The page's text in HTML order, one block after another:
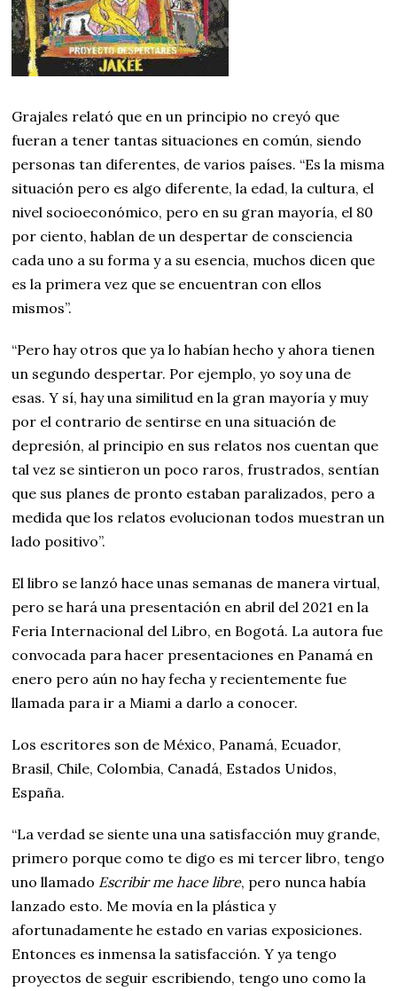
Grajales relató que en un principio no creyó que
fueran a tener tantas situaciones en común, siendo
personas tan diferentes, de varios países. “Es la misma
situación pero es algo diferente, la edad, la cultura, el
nivel socioeconómico, pero en su gran mayoría, el 80
por ciento, hablan de un despertar de consciencia
cada uno a su forma y a su esencia, muchos dicen que
es la primera vez que se encuentran con ellos
mismos”.
“Pero hay otros que ya lo habían hecho y ahora tienen
un segundo despertar. Por ejemplo, yo soy una de
esas. Y sí, hay una similitud en la gran mayoría y muy
por el contrario de sentirse en una situación de
depresión, al principio en sus relatos nos cuentan que
tal vez se sintieron un poco raros, frustrados, sentían
que sus planes de pronto estaban paralizados, pero a
medida que los relatos evolucionan todos muestran un
lado positivo”.
El libro se lanzó hace unas semanas de manera virtual,
pero se hará una presentación en abril del 2021 en la
Feria Internacional del Libro, en Bogotá. La autora fue
convocada para hacer presentaciones en Panamá en
enero pero aún no hay fecha y recientemente fue
llamada para ir a Miami a darlo a conocer.
Los escritores son de México, Panamá, Ecuador,
Brasil, Chile, Colombia, Canadá, Estados Unidos,
España.
“La verdad se siente una una satisfacción muy grande,
primero porque como te digo es mi tercer libro, tengo
uno llamado Escribir me hace libre, pero nunca había
lanzado esto. Me movía en la plástica y
afortunadamente he estado en varias exposiciones.
Entonces es inmensa la satisfacción. Y ya tengo
proyectos de seguir escribiendo, tengo uno como la